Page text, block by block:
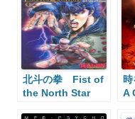
北斗の拳 Fist of
the North Star
A